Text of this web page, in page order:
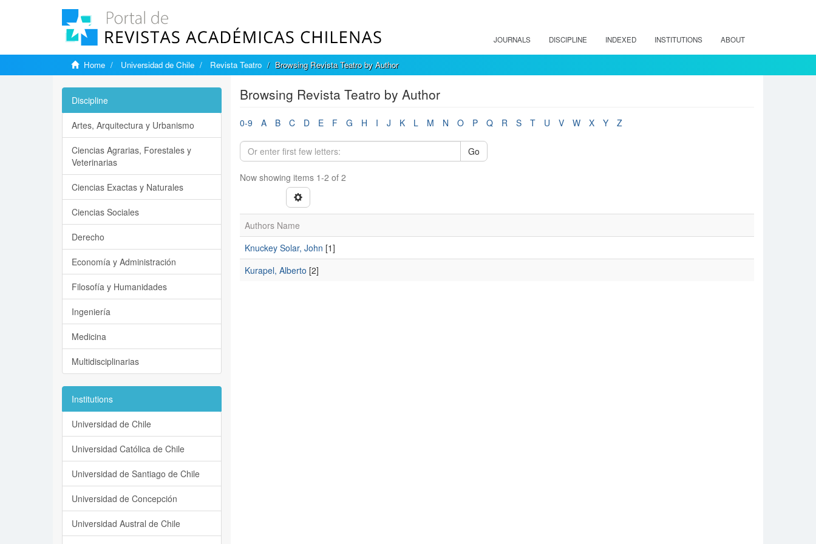
JOURNALS DISCIPLINE INDEXED INSTITUTIONS ABOUT
Home Universidad de Chile Revista Teatro Browsing Revista Teatro by Author
Browsing Revista Teatro by Author
0-9 A B C D E F G H I J K L M N O P Q R S T U V W X Y Z
Go
Now showing items 1-2 of 2
Authors Name
Knuckey Solar, John [1]
Kurapel, Alberto [2]
Discipline
Artes, Arquitectura y Urbanismo
Ciencias Agrarias, Forestales y
Veterinarias
Ciencias Exactas y Naturales
Ciencias Sociales
Derecho
Economía y Administración
Filosofía y Humanidades
Ingeniería
Medicina
Multidisciplinarias
Institutions
Universidad de Chile
Universidad Católica de Chile
Universidad de Santiago de Chile
Universidad de Concepción
Universidad Austral de Chile